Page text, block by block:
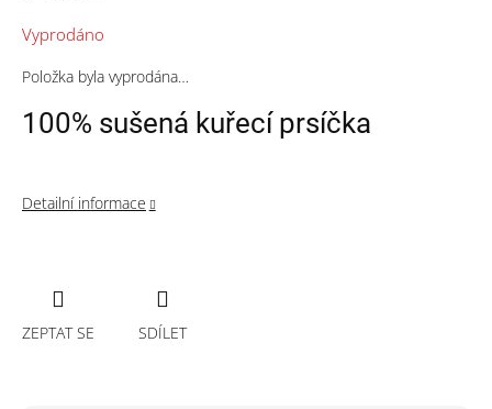
cena:
Vyprodáno
Položka byla vyprodána…
100% sušená kuřecí prsíčka
Detailní informace
ZEPTAT SE SDÍLET